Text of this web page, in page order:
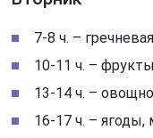
7-8 ч. –
10-11 ч. –
13-14 ч. –
16-17 ч. – ягоды,